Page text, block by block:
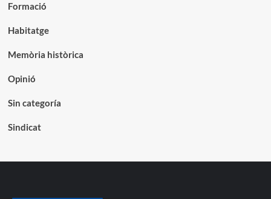
Formació
Habitatge
Memòria històrica
Opinió
Sin categoría
Sindicat